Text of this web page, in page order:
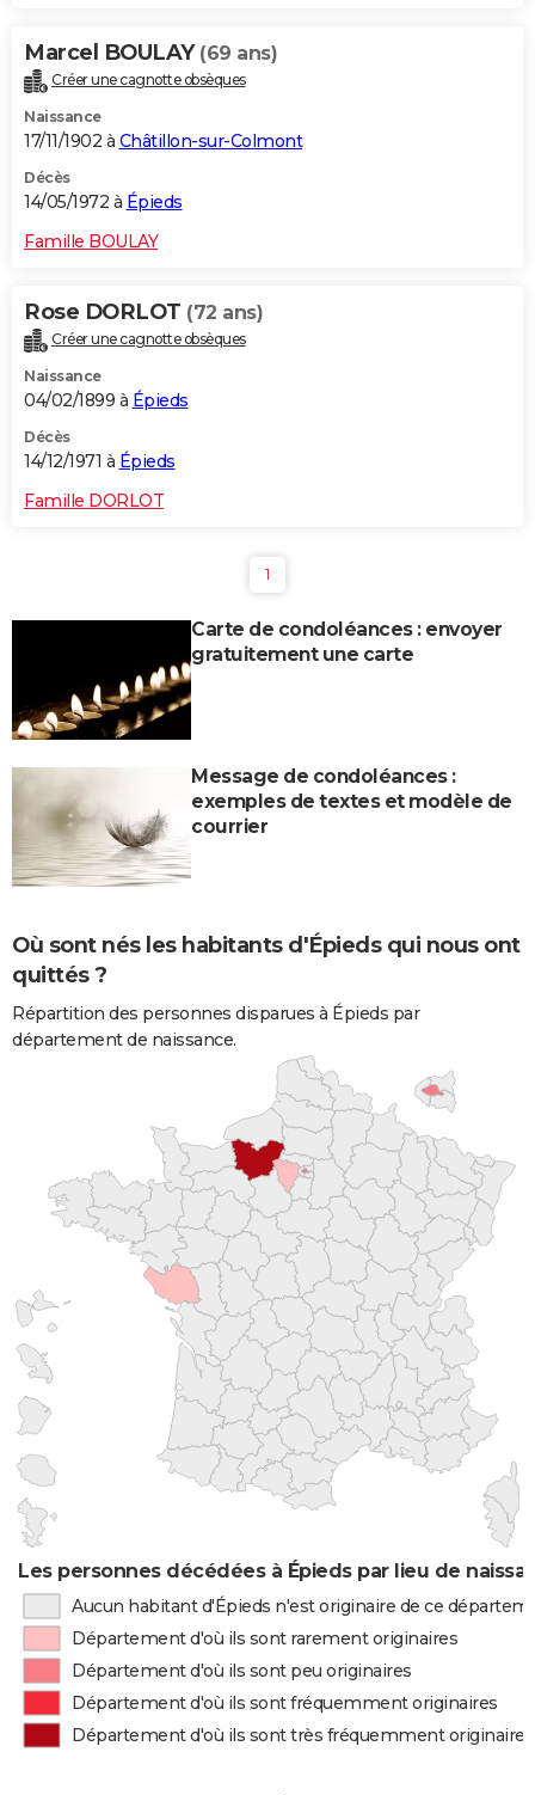
Marcel BOULAY (69 ans)
Créer une cagnotte obsèques
Naissance
17/11/1902 à Châtillon-sur-Colmont
Décès
14/05/1972 à Épieds
Famille BOULAY
Rose DORLOT (72 ans)
Créer une cagnotte obsèques
Naissance
04/02/1899 à Épieds
Décès
14/12/1971 à Épieds
Famille DORLOT
1
Carte de condoléances : envoyer
gratuitement une carte
Message de condoléances :
exemples de textes et modèle de
courrier
Où sont nés les habitants d'Épieds qui nous ont
quittés ?
Répartition des personnes disparues à Épieds par
département de naissance.
Les personnes décédées à Épieds par lieu de
Aucun habitant d'Épieds n'est originaire de ce
Département d'où ils sont rarement originaires
Département d'où ils sont peu originaires
Département d'où ils sont fréquemment originaires
Département d'où ils sont très fréquemment originaires